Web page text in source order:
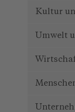
Kultur
Umwelt